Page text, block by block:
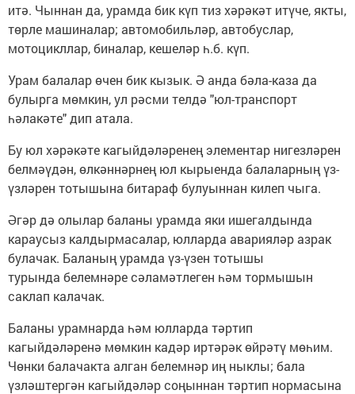
итә. Чыннан да, урамда бик күп тиз хәрәкәт итүче, якты,
төрле машиналар; автомобильләр, автобуслар,
мотоцикллар, биналар, кешеләр һ.б. күп.
Урам балалар өчен бик кызык. Ә анда бәла-каза да
булырга мөмкин, ул рәсми телдә "юл-транспорт
һәлакәте" дип атала.
Бу юл хәрәкәте кагыйдәләренең элементар нигезләрен
белмәүдән, өлкәннәрнең юл кырыенда балаларның үз-
үзләрен тотышына битараф булуыннан килеп чыга.
Әгәр дә олылар баланы урамда яки ишегалдында
караусыз калдырмасалар, юлларда аварияләр азрак
булачак. Баланың урамда үз-үзен тотышы
турында белемнәре сәламәтлеген һәм тормышын
саклап калачак.
Баланы урамнарда һәм юлларда тәртип
кагыйдәләренә мөмкин кадәр иртәрәк өйрәтү мөһим.
Чөнки балачакта алган белемнәр иң ныклы; бала
үзләштергән кагыйдәләр соңыннан тәртип нормасына